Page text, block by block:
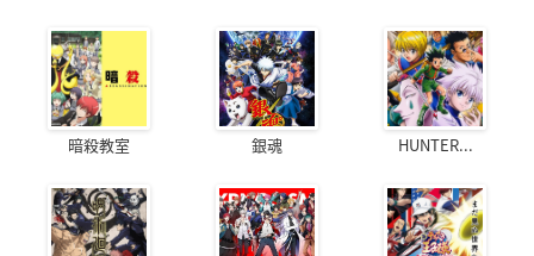
暗殺教室 銀魂 HUNTER...